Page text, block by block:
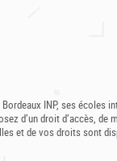
INP, ses écoles
d’un droit d’accès,
et de vos droits sont